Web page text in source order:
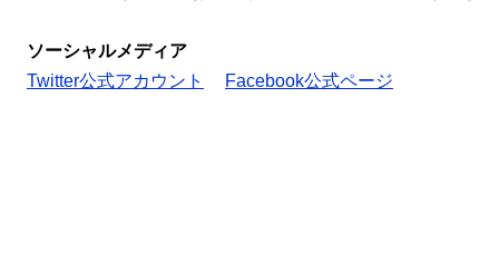
ソーシャルメディア
Twitter公式アカウント
Facebook公式ページ